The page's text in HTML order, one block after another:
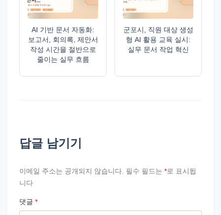
AI 기반 문서 자동화:
보고서, 회의록, 제안서
작성 시간을 절반으로
줄이는 실무 흐름
군포시, 직원 대상 생성
형 AI 활용 교육 실시:
실무 문서 작업 혁신
답글 남기기
이메일 주소는 공개되지 않습니다. 필수 필드는 *로 표시됩
니다
댓글 *